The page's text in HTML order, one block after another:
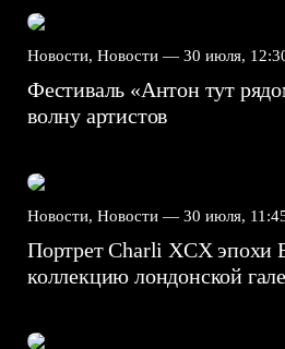
Новости, Новости — 30 июля,
Фестиваль «Антон тут
волну артистов
Новости, Новости — 30 июля,
Портрет Charli XCX эпохи
коллекцию лондонской